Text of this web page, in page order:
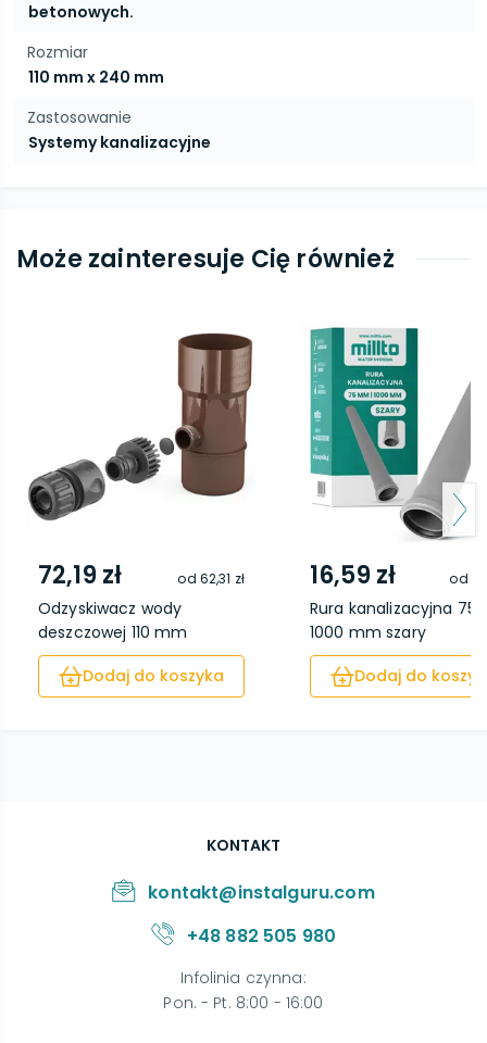
betonowych.
Rozmiar
110 mm x 240 mm
Zastosowanie
Systemy kanalizacyjne
Może zainteresuje Cię również
72,19 zł od 62,31 zł
Odzyskiwacz wody
deszczowej 110 mm
brązo...
Dodaj do koszyka
16,59 zł od
Rura kanalizacyjna 75
1000 mm szary
Dodaj do
KONTAKT
kontakt@instalguru.com
+48 882 505 980
Infolinia czynna:
Pon. - Pt. 8:00 - 16:00